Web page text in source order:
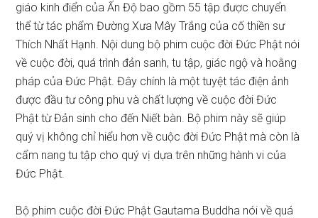
giáo kinh điển của Ấn Độ bao gồm 55 tập được chuyển
thể từ tác phẩm Đường Xưa Mây Trắng của cố thiền sư
Thích Nhất Hạnh. Nội dung bộ phim cuộc đời Đức Phật nói
về cuộc đời, quá trình đản sanh, tu tập, giác ngộ và hoằng
pháp của Đức Phật. Đây chính là một tuyệt tác điện ảnh
được đầu tư công phu và chất lượng về cuộc đời Đức
Phật từ Đản sinh cho đến Niết bàn. Bộ phim này sẽ giúp
quý vị không chỉ hiểu hơn về cuộc đời Đức Phật mà còn là
cẩm nang tu tập cho quý vị dựa trên những hành vi của
Đức Phật.
Bộ phim cuộc đời Đức Phật Gautama Buddha nói về quá